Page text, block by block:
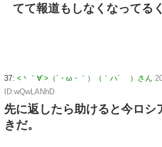
てて報道もしなくなってる
37: <丶｀∀´>（´・ω・｀）（｀ハ´ ）さん
ID:wQwLANhD
先に返したら助けると今ロシ
きだ。